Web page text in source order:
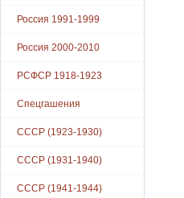
Россия 1991-1999
Россия 2000-2010
РСФСР 1918-1923
Спецгашения
СССР (1923-1930)
СССР (1931-1940)
СССР (1941-1944)